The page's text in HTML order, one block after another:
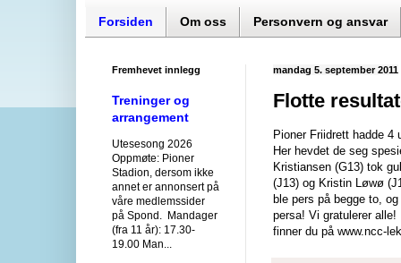
Forsiden Om oss Personvern og ansvar
mandag 5. september 2011
Flotte
Pioner Friidrett hadde
Her hevdet de seg
Kristiansen (G13) tok
(J13) og Kristin Løwø
ble pers på begge to,
persa! Vi gratulerer alle!
finner du på www.ncc-
Fremhevet innlegg
Treninger og
arrangement
Utesesong 2026
Oppmøte: Pioner
Stadion, dersom ikke
annet er annonsert på
våre medlemssider
på Spond. Mandager
(fra 11 år): 17.30-
19.00 Man...